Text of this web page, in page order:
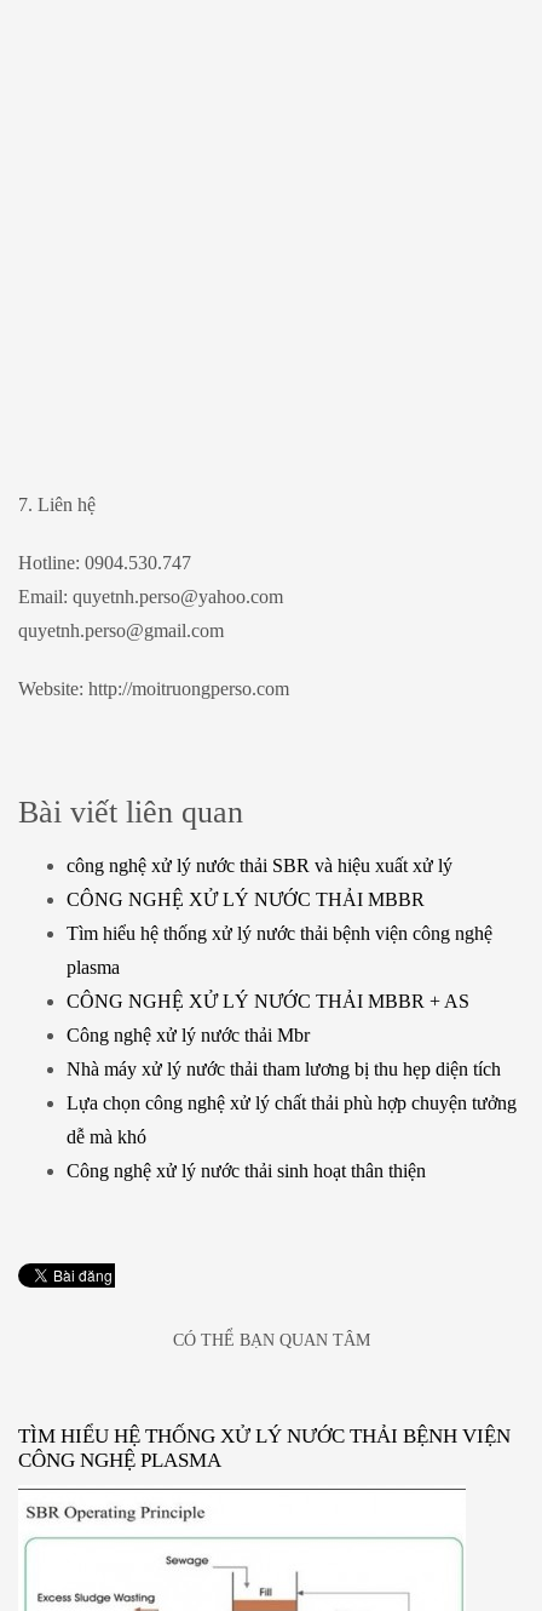
7. Liên hệ
Hotline: 0904.530.747
Email: quyetnh.perso@yahoo.com
quyetnh.perso@gmail.com
Website: http://moitruongperso.com
Bài viết liên quan
công nghệ xử lý nước thải SBR và hiệu xuất xử lý
CÔNG NGHỆ XỬ LÝ NƯỚC THẢI MBBR
Tìm hiểu hệ thống xử lý nước thải bệnh viện công nghệ
plasma
CÔNG NGHỆ XỬ LÝ NƯỚC THẢI MBBR + AS
Công nghệ xử lý nước thải Mbr
Nhà máy xử lý nước thải tham lương bị thu hẹp diện tích
Lựa chọn công nghệ xử lý chất thải phù hợp chuyện tưởng
dễ mà khó
Công nghệ xử lý nước thải sinh hoạt thân thiện
CÓ THỂ BẠN QUAN TÂM
TÌM HIỂU HỆ THỐNG XỬ LÝ NƯỚC THẢI BỆNH VIỆN
CÔNG NGHỆ PLASMA